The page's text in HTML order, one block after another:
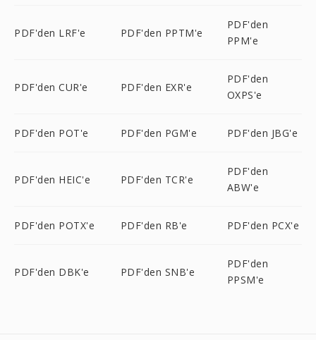
PDF'den LRF'e PDF'den PPTM'e
PDF'den
PPM'e
PDF'den CUR'e PDF'den EXR'e
PDF'den
OXPS'e
PDF'den POT'e PDF'den PGM'e PDF'den JBG'e
PDF'den HEIC'e PDF'den TCR'e
PDF'den
ABW'e
PDF'den POTX'e PDF'den RB'e PDF'den PCX'e
PDF'den DBK'e PDF'den SNB'e
PDF'den
PPSM'e